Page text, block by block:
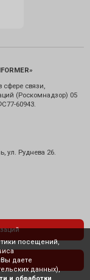
сфере связи,
(Роскомнадзор) 05
60943.
ул. Руднева 26.
посещений,
даете
данных),
и обработки